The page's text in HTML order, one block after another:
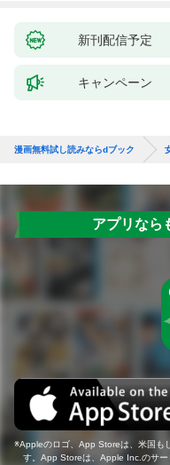
新刊配信予定
キャンペーン
漫画無料試し読みならdブック
アプリなら
Appleのロゴ、App Storeは、米国も
す。App Storeは、Apple Inc.のサー